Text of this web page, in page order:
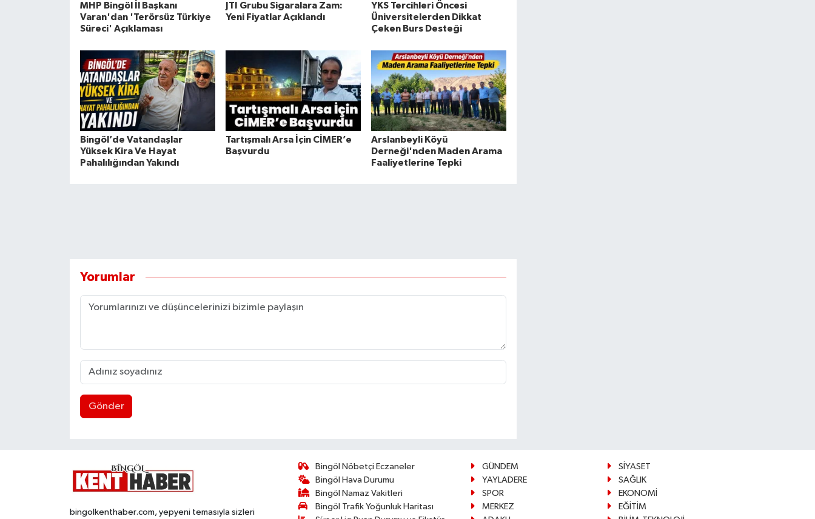
MHP Bingöl İl Başkanı
Varan'dan 'Terörsüz Türkiye
Süreci' Açıklaması
JTI Grubu Sigaralara Zam:
Yeni Fiyatlar Açıklandı
YKS Tercihleri Öncesi
Üniversitelerden Dikkat
Çeken Burs Desteği
Bingöl’de Vatandaşlar
Yüksek Kira Ve Hayat
Pahalılığından Yakındı
Tartışmalı Arsa İçin CİMER’e
Başvurdu
Arslanbeyli Köyü
Derneği'nden Maden Arama
Faaliyetlerine Tepki
Yorumlar
Gönder
bingolkenthaber.com, yepyeni temasıyla sizleri
Bingöl Nöbetçi Eczaneler
Bingöl Hava Durumu
Bingöl Namaz Vakitleri
Bingöl Trafik Yoğunluk Haritası
GÜNDEM
SİYASET
YAYLADERE
SAĞLIK
SPOR
EKONOMİ
MERKEZ
EĞİTİM